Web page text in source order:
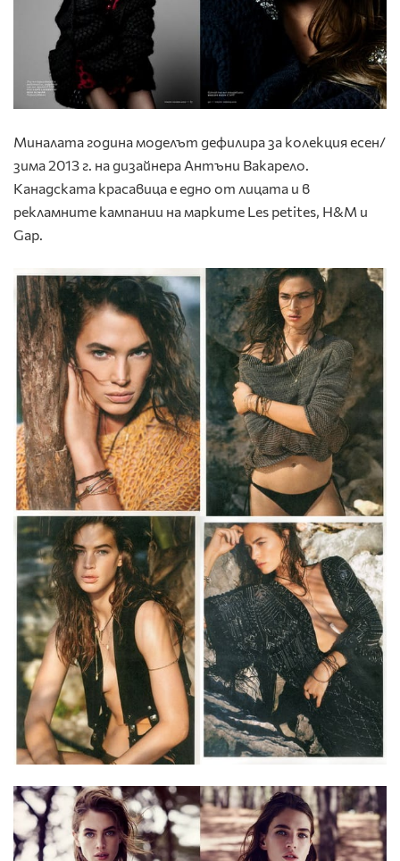
Миналата година моделът дефилира за колекция есен/
зима 2013 г. на дизайнера Антъни Вакарело.
Канадската красавица е едно от лицата и в
рекламните кампании на марките Les petites, H&M и
Gap.